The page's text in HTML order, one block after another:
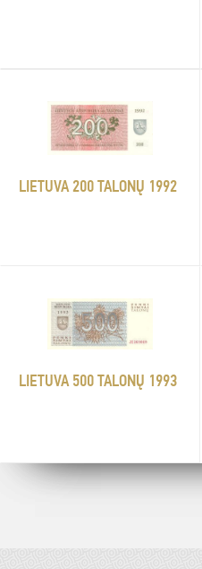
LIETUVA 200 TALONŲ 1992
LIETUVA 500 TALONŲ 1993